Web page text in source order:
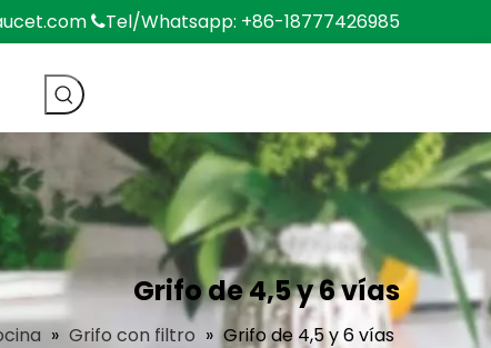
Tel/Whatsapp: +86-18777426985
Grifo de 4,5 y 6 vías
» Grifo con filtro » Grifo de 4,5 y 6 vías